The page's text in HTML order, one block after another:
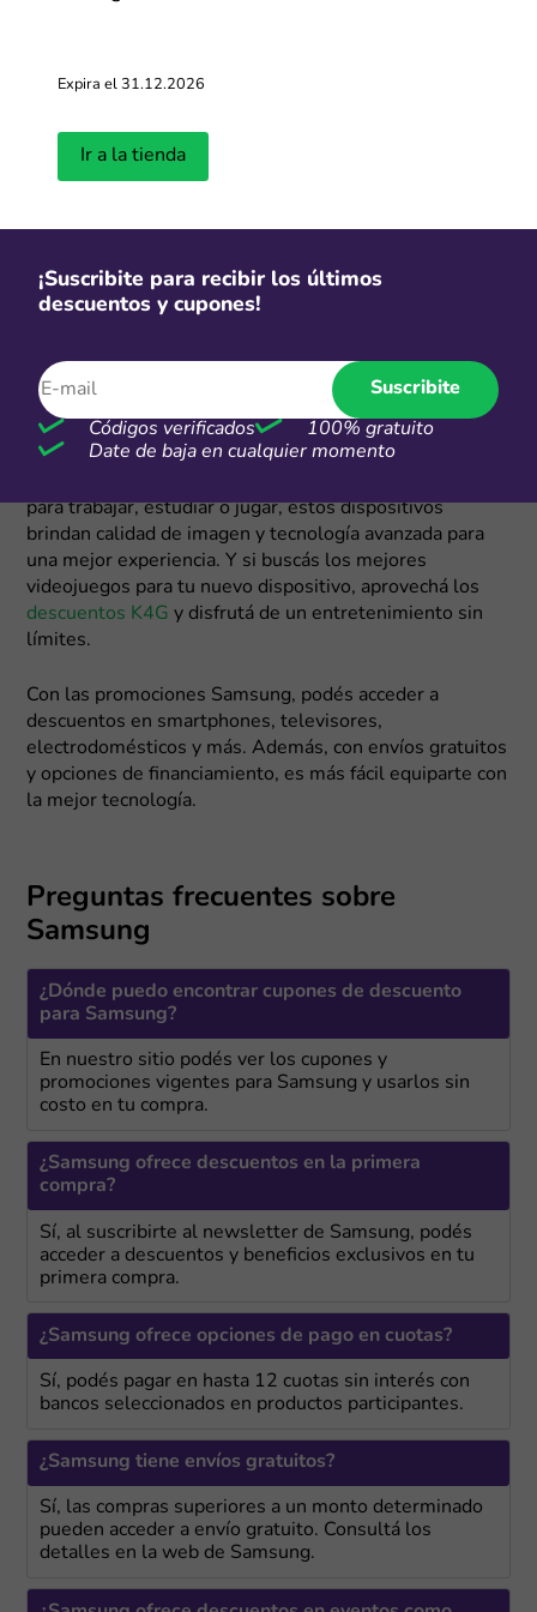
lavavajillas y mucho más.
televisores Neo QLED, OLED y Crystal UHD. Gracias a
la integración de inteligencia artificial, estos Smart TVs
que simulan ser una obra de arte pero realmente es una
TV que se adapta perfectamente con su entorno.
nitidez
Para quienes buscan productividad y entretenimiento,
Samsung ofrece monitores UHD, pantallas curvas y
para trabajar, estudiar o jugar, estos dispositivos
brindan calidad de imagen y tecnología avanzada para
una mejor experiencia. Y si buscás los mejores
videojuegos para tu nuevo dispositivo, aprovechá los
descuentos K4G y disfrutá de un entretenimiento sin
límites.
Con las promociones Samsung, podés acceder a
descuentos en smartphones, televisores,
electrodomésticos y más. Además, con envíos gratuitos
y opciones de financiamiento, es más fácil equiparte con
la mejor tecnología.
Preguntas frecuentes sobre
Samsung
¿Dónde puedo encontrar cupones de descuento
para Samsung?
En nuestro sitio podés ver los cupones y
promociones vigentes para Samsung y usarlos sin
costo en tu compra.
¿Samsung ofrece descuentos en la primera
compra?
Sí, al suscribirte al newsletter de Samsung, podés
acceder a descuentos y beneficios exclusivos en tu
primera compra.
¿Samsung ofrece opciones de pago en cuotas?
Sí, podés pagar en hasta 12 cuotas sin interés con
bancos seleccionados en productos participantes.
¿Samsung tiene envíos gratuitos?
Sí, las compras superiores a un monto determinado
pueden acceder a envío gratuito. Consultá los
detalles en la web de Samsung.
Expira el 31.12.2026
Ir a la tienda
¡Suscribite para recibir los últimos
descuentos y cupones!
Suscribite
Códigos verificados
100% gratuito
Date de baja en cualquier momento